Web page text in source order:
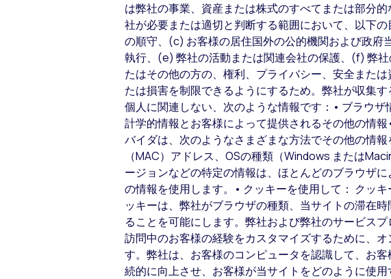
は弊社の事業、資産または株式のすべてまたは部分
社が必要または適切と判断する範囲において、以下
の順守、(c) お客様の居住国外の公的機関および政
執行、(e) 弊社の活動または関連会社の保護、(f) 弊
たはその他の方の、権利、プライバシー、安全また
たは損害を制限できるようにするため。弊社が収集
個人に関連しない、次のような情報です：• ブラウ
計学的情報とお客様によって提供されるその他の情
バイダは、次のようなさまざまな方法でその他の情
（MAC）アドレス、OSの種類（Windows または
ージョンなどの特定の情報は、ほとんどのブラウザ
の情報を使用します。• クッキーを使用して： クッ
ッキーは、弊社がブラウザの種類、当サイトの滞在
ることを可能にします。弊社および弊社のサービス
訪問中のお客様の経験をカスタマイズするために、
す。弊社は、お客様のコンピュータを認識して、お
続的に向上させ、お客様が当サイトをどのように使